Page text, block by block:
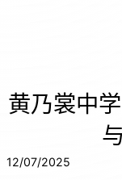
黄乃裳中
12/07/2025